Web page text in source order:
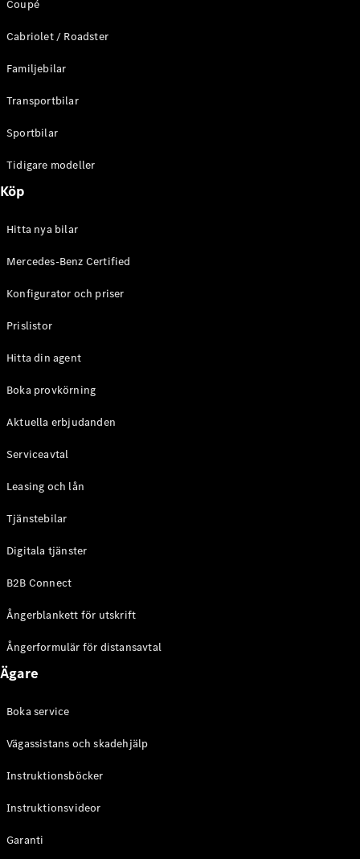
Terrain
E-Klass
Kombi
E-Klass
Terrain
Konfigurator
Store
A-Klass
Konfigurator
Mercedes-
Benz Online
Coupé
CLE Coupé
AMG GT
Dörrars
Mercedes-
AMG GT
Coupé
Coupé
Cabriolet / Roadster
Familjebilar
Transportbilar
Sportbilar
Tidigare modeller
Köp
Hitta nya bilar
Mercedes-Benz Certified
Konfigurator och priser
Prislistor
Hitta din agent
Boka provkörning
Aktuella erbjudanden
Serviceavtal
Leasing och lån
Tjänstebilar
Digitala tjänster
B2B Connect
Ångerblankett för utskrift
Ångerformulär för distansavtal
Ägare
Boka service
Vägassistans och skadehjälp
Instruktionsböcker
Instruktionsvideor
Garanti